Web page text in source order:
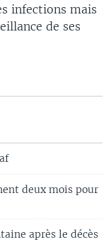
infections mais
de ses
deux mois pour
après le décès